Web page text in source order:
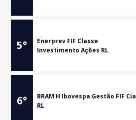
5°
Enerprev FIF Classe
Investimento Ações RL
6°
BRAM H Ibovespa Gestão FIF Cia
RL